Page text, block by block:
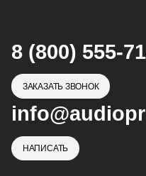
8 (800) 555-
ЗАКАЗАТЬ ЗВОНОК
НАПИСАТЬ